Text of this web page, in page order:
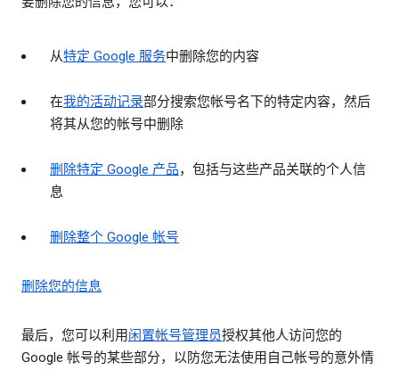
从特定 Google 服务中删除您的内容
在我的活动记录部分搜索您帐号名下的特定内容，然后
将其从您的帐号中删除
删除特定 Google 产品，包括与这些产品关联的个人信
息
删除整个 Google 帐号
删除您的信息
最后，您可以利用闲置帐号管理员授权其他人访问您的
Google 帐号的某些部分，以防您无法使用自己帐号的意外情